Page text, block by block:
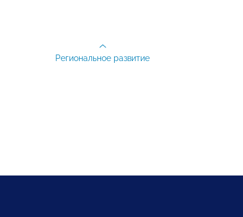
Региональное развитие